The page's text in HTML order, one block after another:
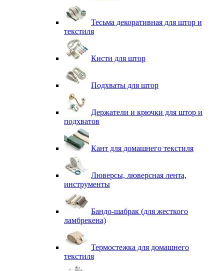
Тесьма декоративная для штор и
текстиля
Кисти для штор
Подхваты для штор
Держатели и крючки для штор и
подхватов
Кант для домашнего текстиля
Люверсы, люверсная лента,
инструменты
Бандо-шабрак (для жесткого
ламбрекена)
Термостежка для домашнего
текстиля